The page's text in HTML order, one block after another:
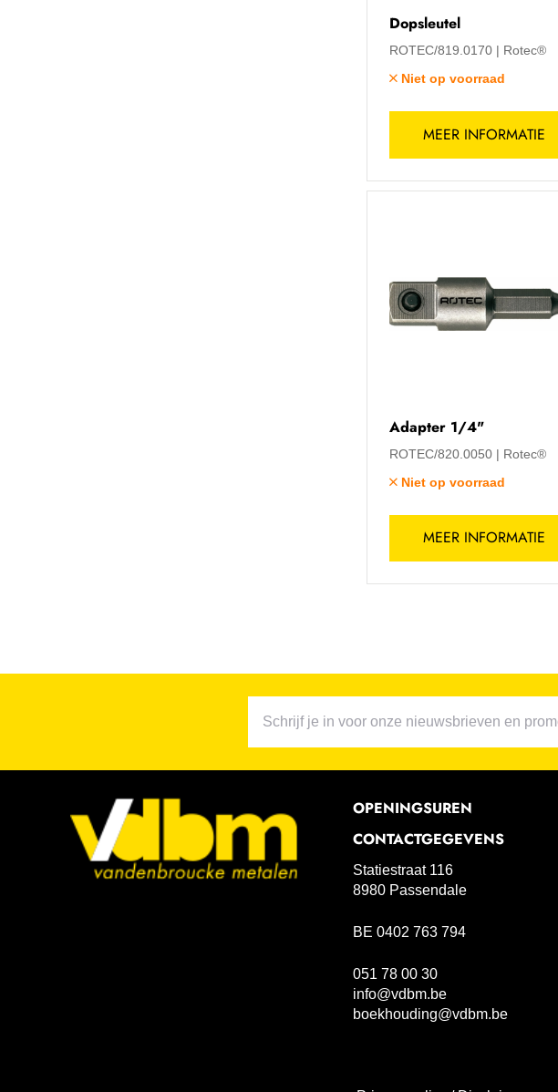
Dopsleutel
ROTEC/819.0170
Rotec®
Niet op voorraad
MEER INFORMATIE
Adapter 1/4"
ROTEC/820.0050
Rotec®
Niet op voorraad
MEER INFORMATIE
OPENINGSUREN
CONTACTGEGEVENS
Statiestraat 116
8980 Passendale
BE 0402 763 794
051 78 00 30
info@vdbm.be
boekhouding@vdbm.be